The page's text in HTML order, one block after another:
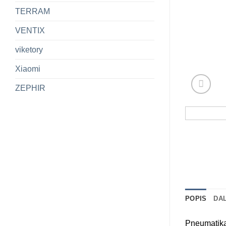
TERRAM
VENTIX
viketory
Xiaomi
ZEPHIR
POPIS